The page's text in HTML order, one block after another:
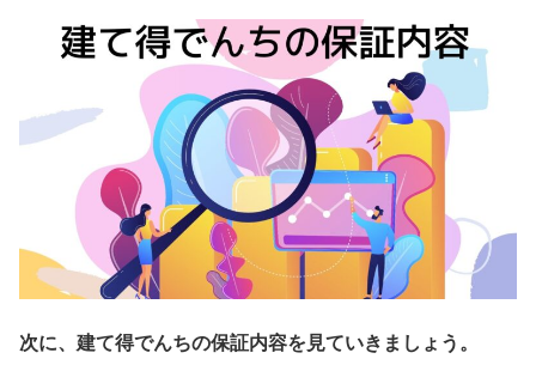
次に、建て得でんちの保証内容を見ていきましょう。